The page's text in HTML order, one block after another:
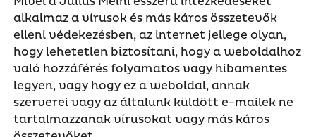
alkalmaz a vírusok és más káros összetevők
elleni védekezésben, az internet jellege olyan,
hogy lehetetlen biztosítani, hogy a weboldalhoz
való hozzáférés folyamatos vagy hibamentes
legyen, vagy hogy ez a weboldal, annak
szerverei vagy az általunk küldött e-mailek ne
tartalmazzanak vírusokat vagy más káros